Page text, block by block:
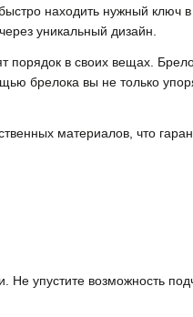
находить нужный ключ
уникальный дизайн.
порядок в своих вещах.
брелока вы не только
материалов, что
упустите возможность